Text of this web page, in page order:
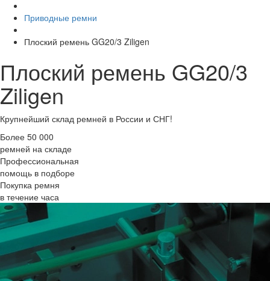
Приводные ремни
Плоский ремень GG20/3 Ziligen
Плоский ремень GG20/3
Ziligen
Крупнейший склад ремней в России и СНГ!
Более 50 000
ремней на складе
Профессиональная
помощь в подборе
Покупка ремня
в течение часа